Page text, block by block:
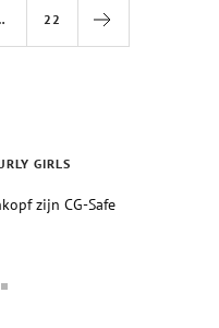
22
GIRLS
zijn CG-Safe